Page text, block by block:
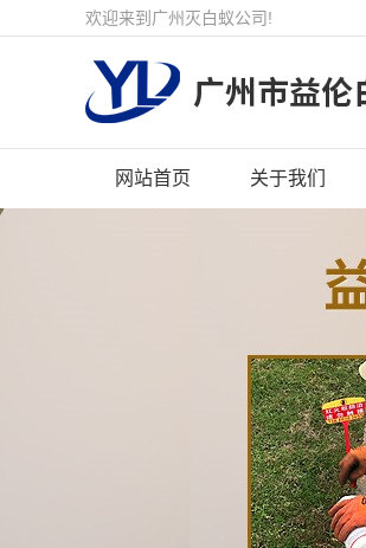
欢迎来到广州灭白蚁公司!
网站首页 关于我们